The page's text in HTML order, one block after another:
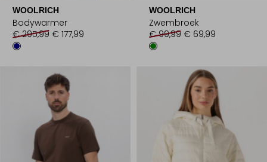
WOOLRICH
Bodywarmer
€ 295,99 € 177,99
WOOLRICH
Zwembroek
€ 99,99 € 69,99